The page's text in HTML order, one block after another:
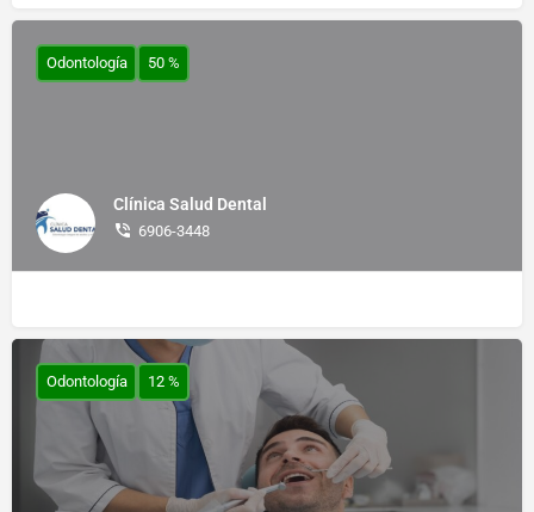
Clínica Salud Dental
6906-3448
Odontología 50 %
Odontología 12 %